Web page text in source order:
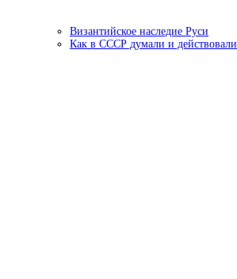
Византийское наследие Руси
Как в СССР думали и действовали